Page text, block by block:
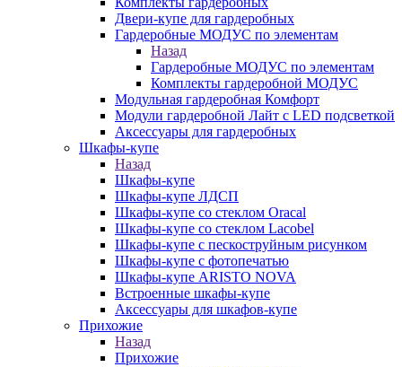
Двери-купе для гардеробных
Гардеробные МОДУС по элементам
Назад
Гардеробные МОДУС по элементам
Комплекты гардеробной МОДУС
Модульная гардеробная Комфорт
Модули гардеробной Лайт с LED подсветкой
Аксессуары для гардеробных
Шкафы-купе
Назад
Шкафы-купе
Шкафы-купе ЛДСП
Шкафы-купе со стеклом Oracal
Шкафы-купе со стеклом Lacobel
Шкафы-купе с пескоструйным рисунком
Шкафы-купе с фотопечатью
Шкафы-купе ARISTO NOVA
Встроенные шкафы-купе
Аксессуары для шкафов-купе
Прихожие
Назад
Прихожие